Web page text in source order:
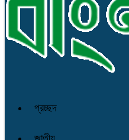
প্রচ্ছদ